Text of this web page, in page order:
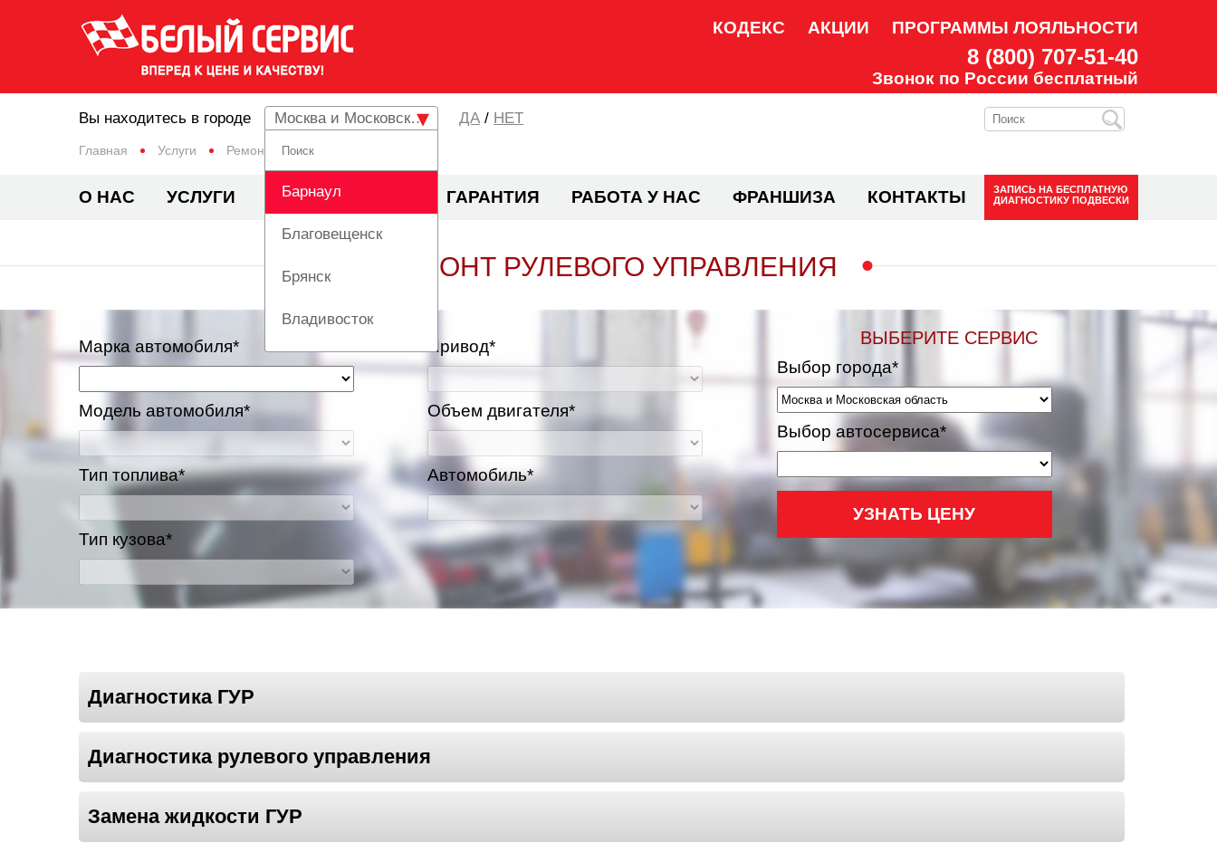
КОДЕКС АКЦИИ ПРОГРАММЫ ЛОЯЛЬНОСТИ
8 (800) 707-51-40
Звонок по России бесплатный
Главная Услуги Ремонт рулевого управления
Вы находитесь в городе Москва и Московская область
Барнаул
Благовещенск
Брянск
Владивосток
Вологда
Красноярск
Нижневартовск
/ НЕТ
О НАС УСЛУГИ ЦЕНЫ ГАРАНТИЯ РАБОТА У НАС ФРАНШИЗА КОНТАКТЫ ЗАПИСЬ НА БЕСПЛАТНУЮ
ДИАГНОСТИКУ ПОДВЕСКИ
РЕМОНТ РУЛЕВОГО УПРАВЛЕНИЯ
Марка автомобиля*
Модель автомобиля*
Тип топлива*
Тип кузова*
Привод*
Объем двигателя*
Автомобиль*
ВЫБЕРИТЕ СЕРВИС
Выбор города*
Выбор автосервиса*
УЗНАТЬ ЦЕНУ
Диагностика ГУР
Диагностика рулевого управления
Замена жидкости ГУР